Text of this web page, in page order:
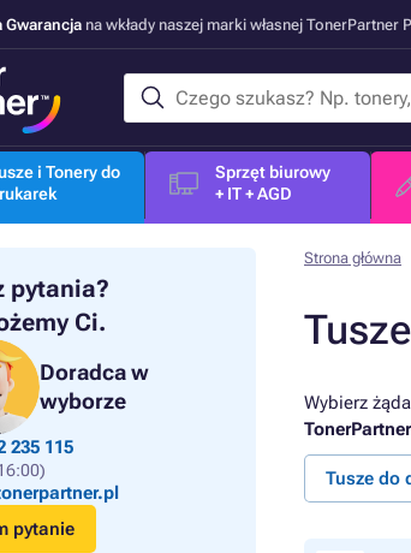
Gwarancja na wkłady naszej marki własnej TonerPartner
i Tonery do
Sprzęt biurowy
+ IT + AGD
pytania?
Ci.
Doradca w
wyborze
235 115
pytanie
Strona główna
Wybierz
TonerPartner
Tusze do